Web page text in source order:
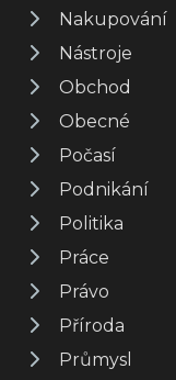
Nakupování
Nástroje
Obchod
Obecné
Počasí
Podnikání
Politika
Práce
Právo
Příroda
Průmysl